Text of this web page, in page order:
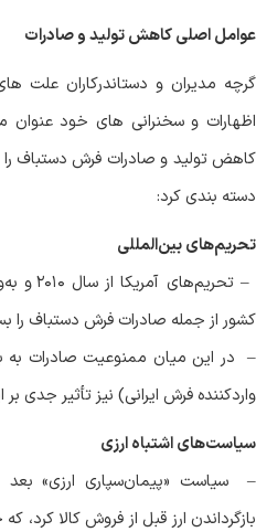
عوامل اصلی کاهش تولید و صادرات
گرچه مدیران و دستاندرکاران علت
اظهارات و سخنرانی های خود
کاهض تولید و صادرات فرش دستباف
دسته بندی کرد:
تحریم‌های بین‌المللی
–
کشور از جمله صادرات فرش دستباف را
– در این میان ممنوعیت صادرات به
واردکننده فرش ایرانی) نیز تأثیر جدی
سیاست‌های اشتباه ارزی
–
بازگرداندن ارز قبل از فروش کالا کرد،